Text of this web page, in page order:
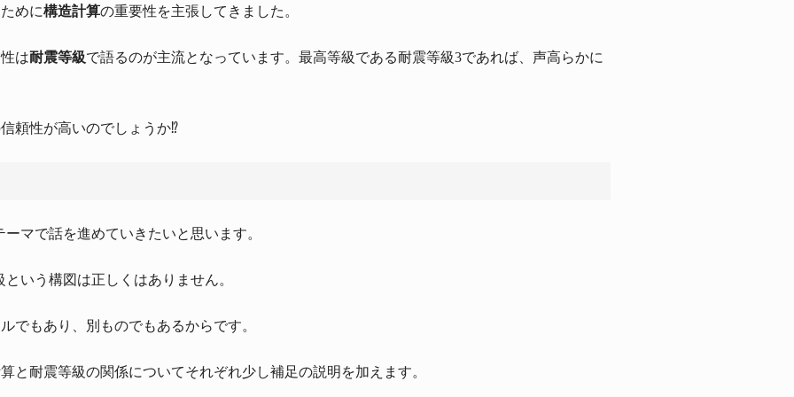
めに構造計算の重要性を主張してきました。
は耐震等級で語るのが主流となっています。最高等級である耐震等級3であれば、声高らかに
頼性が高いのでしょうか⁉︎
ーマで話を進めていきたいと思います。
いう構図は正しくはありません。
でもあり、別ものでもあるからです。
と耐震等級の関係についてそれぞれ少し補足の説明を加えます。